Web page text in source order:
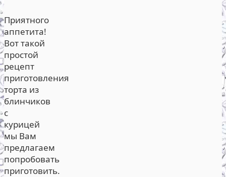
Приятного
аппетита!
Вот такой
простой
рецепт
приготовления
торта из
блинчиков
с
курицей
мы Вам
предлагаем
попробовать
приготовить.